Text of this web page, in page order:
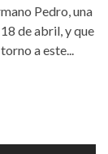
Pedro, una
de abril, y que
a este...